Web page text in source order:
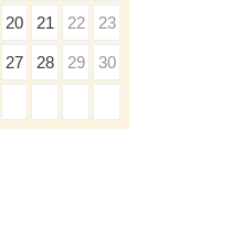
20 21 22 23
27 28 29 30